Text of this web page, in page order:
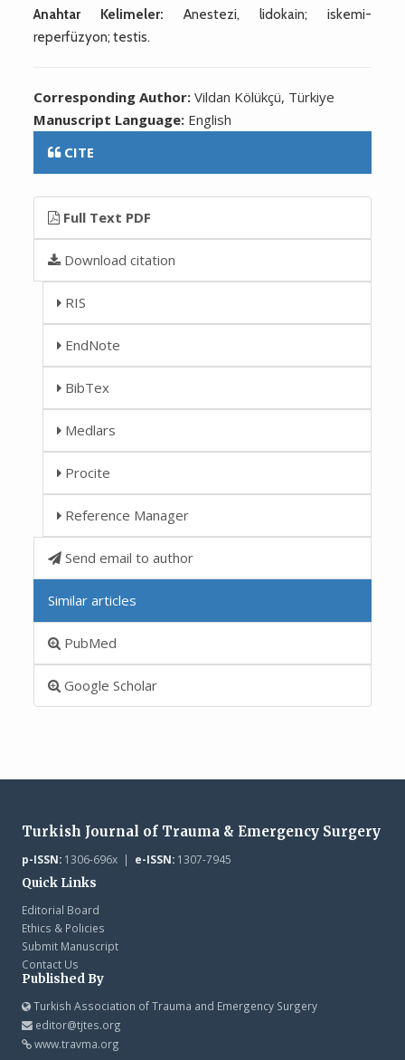
Anahtar Kelimeler: Anestezi, lidokain; iskemi-
reperfüzyon; testis.
Corresponding Author:Vildan Kölükçü, Türkiye
Manuscript Language: English
CITE
Full Text PDF
Download citation
RIS
EndNote
BibTex
Medlars
Procite
Reference Manager
Send email to author
Similar articles
PubMed
Google Scholar
Turkish Journal of Trauma & Emergency Surgery
p-ISSN:1306-696x | e-ISSN:1307-7945
Quick Links
Editorial Board
Ethics & Policies
Submit Manuscript
Contact Us
Published By
Turkish Association of Trauma and Emergency Surgery
editor@tjtes.org
www.travma.org